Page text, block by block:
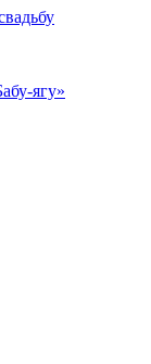
ягу»